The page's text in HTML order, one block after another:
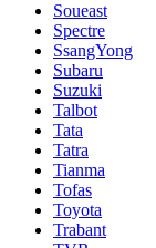
Soueast
Spectre
SsangYong
Subaru
Suzuki
Talbot
Tata
Tatra
Tianma
Tofas
Toyota
Trabant